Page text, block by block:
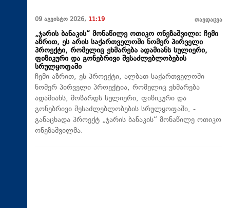
09 აგვისტო 2026, 11:19 თავდაცვა
„ჯარის ბანაკის“ მონაწილე ოთიკო ონეზაშვილი: ჩემი
აზრით, ეს არის საქართველოში ნომერ პირველი
პროექტი, რომელიც ეხმარება ადამიანს სულიერი,
ფიზიკური და გონებრივი შესაძლებლობების
სრულყოფაში
ჩემი აზრით, ეს პროექტი, ალბათ საქართველოში
ნომერ პირველი პროექტია, რომელიც ეხმარება
ადამიანს, მოზარდს სულიერი, ფიზიკური და
გონებრივი შესაძლებლობების სრულყოფაში, -
განაცხადა პროექტ „ჯარის ბანაკის“ მონაწილე ოთიკო
ონეზაშვილმა.